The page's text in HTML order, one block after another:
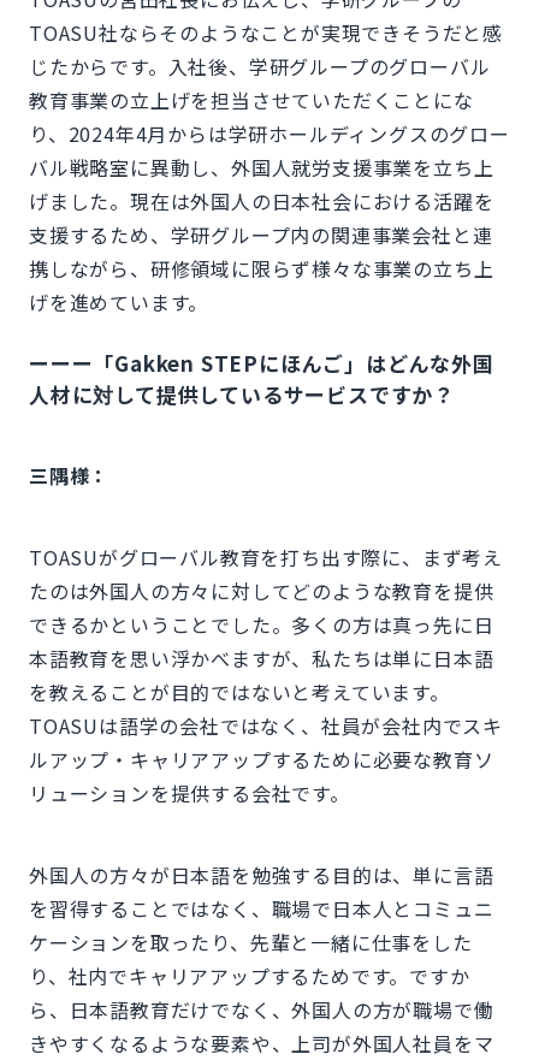
TOASU社ならそのようなことが実現できそうだと感
じたからです。入社後、学研グループのグローバル
教育事業の立上げを担当させていただくことにな
り、2024年4月からは学研ホールディングスのグロー
バル戦略室に異動し、外国人就労支援事業を立ち上
げました。現在は外国人の日本社会における活躍を
支援するため、学研グループ内の関連事業会社と連
携しながら、研修領域に限らず様々な事業の立ち上
げを進めています。
ーーー「Gakken STEPにほんご」はどんな外国
人材に対して提供しているサービスですか？
三隅様：
TOASUがグローバル教育を打ち出す際に、まず考え
たのは外国人の方々に対してどのような教育を提供
できるかということでした。多くの方は真っ先に日
本語教育を思い浮かべますが、私たちは単に日本語
を教えることが目的ではないと考えています。
TOASUは語学の会社ではなく、社員が会社内でスキ
ルアップ・キャリアアップするために必要な教育ソ
リューションを提供する会社です。
外国人の方々が日本語を勉強する目的は、単に言語
を習得することではなく、職場で日本人とコミュニ
ケーションを取ったり、先輩と一緒に仕事をした
り、社内でキャリアアップするためです。ですか
ら、日本語教育だけでなく、外国人の方が職場で働
きやすくなるような要素や、上司が外国人社員をマ